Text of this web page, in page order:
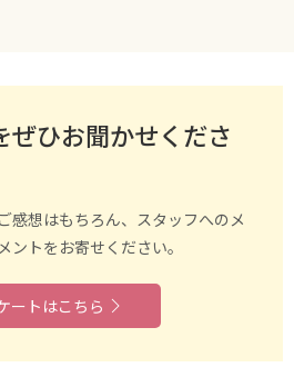
ぜひお聞かせくださ
感想はもちろん、スタッフへのメ
ントをお寄せください。
ートはこちら